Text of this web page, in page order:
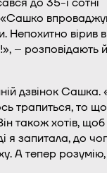
Непохитно вірив
– розповідають
дзвінок Сашка.
трапиться, то
також хотів,
я запитала, до
А тепер